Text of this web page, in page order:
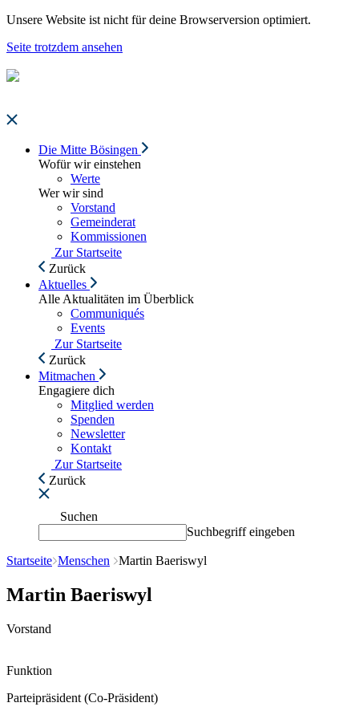
Unsere Website ist nicht für deine Browserversion optimiert.
Seite trotzdem ansehen
Die Mitte Bösingen
Wofür wir einstehen
Werte
Wer wir sind
Vorstand
Gemeinderat
Kommissionen
Zur Startseite
Zurück
Aktuelles
Alle Aktualitäten im Überblick
Communiqués
Events
Zur Startseite
Zurück
Mitmachen
Engagiere dich
Mitglied werden
Spenden
Newsletter
Kontakt
Zur Startseite
Zurück
Suchen
Suchbegriff eingeben
Startseite Menschen Martin Baeriswyl
Martin Baeriswyl
Vorstand
Funktion
Parteipräsident (Co-Präsident)